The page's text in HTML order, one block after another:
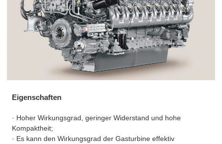
Eigenschaften
· Hoher Wirkungsgrad, geringer Widerstand und hohe
Kompaktheit;
· Es kann den Wirkungsgrad der Gasturbine effektiv